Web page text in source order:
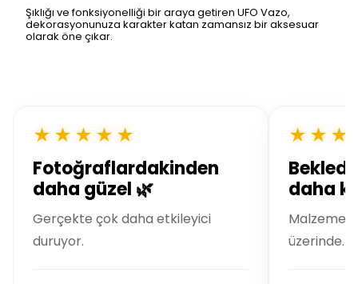
Şıklığı ve fonksiyonelliği bir araya getiren UFO Vazo,
dekorasyonunuza karakter katan zamansız bir aksesuar
olarak öne çıkar.
★★★★★
Fotoğraflardakinden
daha güzel 🌿
Gerçekte çok daha etkileyici
duruyor.
daha
Malzeme
üzerinde.